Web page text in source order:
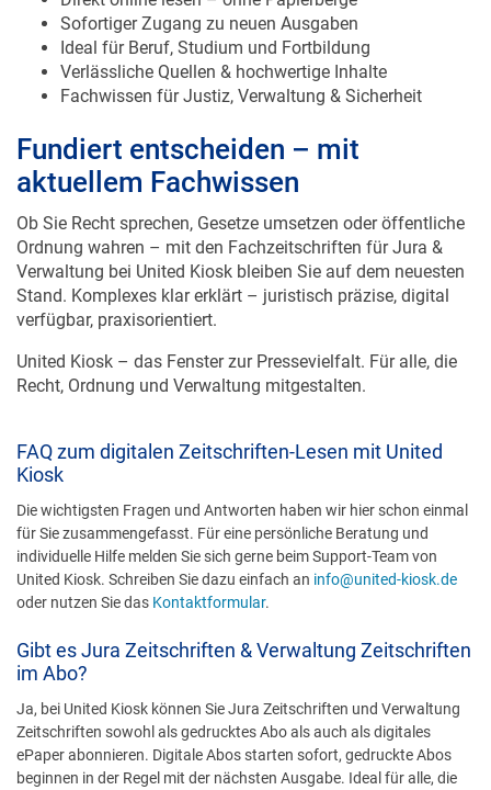
Sofortiger Zugang zu neuen Ausgaben
Ideal für Beruf, Studium und Fortbildung
Verlässliche Quellen & hochwertige Inhalte
Fachwissen für Justiz, Verwaltung & Sicherheit
Fundiert entscheiden – mit
aktuellem Fachwissen
Ob Sie Recht sprechen, Gesetze umsetzen oder öffentliche
Ordnung wahren – mit den Fachzeitschriften für Jura &
Verwaltung bei United Kiosk bleiben Sie auf dem neuesten
Stand. Komplexes klar erklärt – juristisch präzise, digital
verfügbar, praxisorientiert.
United Kiosk – das Fenster zur Pressevielfalt. Für alle, die
Recht, Ordnung und Verwaltung mitgestalten.
FAQ zum digitalen Zeitschriften-Lesen mit United
Kiosk
Die wichtigsten Fragen und Antworten haben wir hier schon einmal
für Sie zusammengefasst. Für eine persönliche Beratung und
individuelle Hilfe melden Sie sich gerne beim Support-Team von
United Kiosk. Schreiben Sie dazu einfach an info@united-kiosk.de
oder nutzen Sie das Kontaktformular.
Gibt es Jura Zeitschriften & Verwaltung Zeitschriften
im Abo?
Ja, bei United Kiosk können Sie Jura Zeitschriften und Verwaltung
Zeitschriften sowohl als gedrucktes Abo als auch als digitales
ePaper abonnieren. Digitale Abos starten sofort, gedruckte Abos
beginnen in der Regel mit der nächsten Ausgabe. Ideal für alle, die